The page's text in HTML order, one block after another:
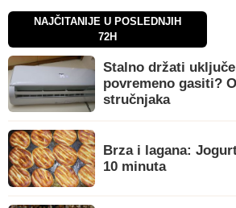
NAJČITANIJE U POSLEDNJIH
72H
Stalno držati
povremeno gasiti?
stručnjaka
Brza i lagana:
10 minuta